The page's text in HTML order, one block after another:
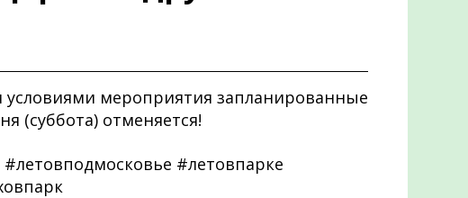
условиями мероприятия запланированные
(суббота) отменяется!
#летовпарке